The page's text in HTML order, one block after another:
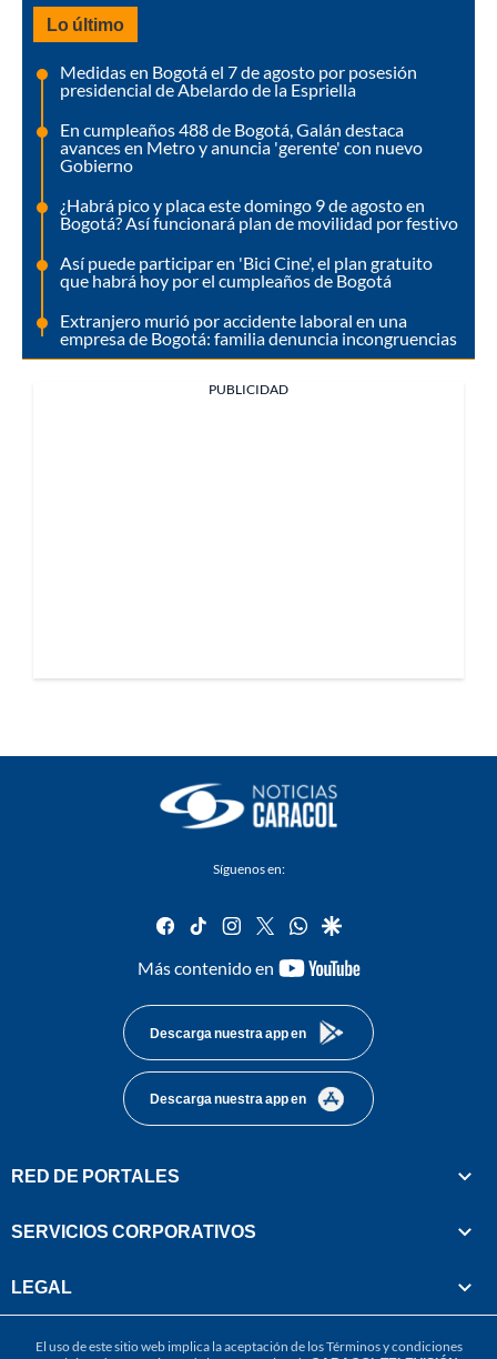
Lo último
Medidas en Bogotá el 7 de agosto por posesión
presidencial de Abelardo de la Espriella
En cumpleaños 488 de Bogotá, Galán destaca
avances en Metro y anuncia 'gerente' con nuevo
Gobierno
¿Habrá pico y placa este domingo 9 de agosto en
Bogotá? Así funcionará plan de movilidad por festivo
Así puede participar en 'Bici Cine', el plan gratuito
que habrá hoy por el cumpleaños de Bogotá
Extranjero murió por accidente laboral en una
empresa de Bogotá: familia denuncia incongruencias
PUBLICIDAD
Síguenos en:
facebook
tiktok instagram
twitterwhatsapp
google
Más contenido en
youtube-
Descarga nuestra app en
Descarga nuestra app en
RED DE PORTALES
SERVICIOS CORPORATIVOS
LEGAL
El uso de este sitio web implica la aceptación de losTérminos y condiciones